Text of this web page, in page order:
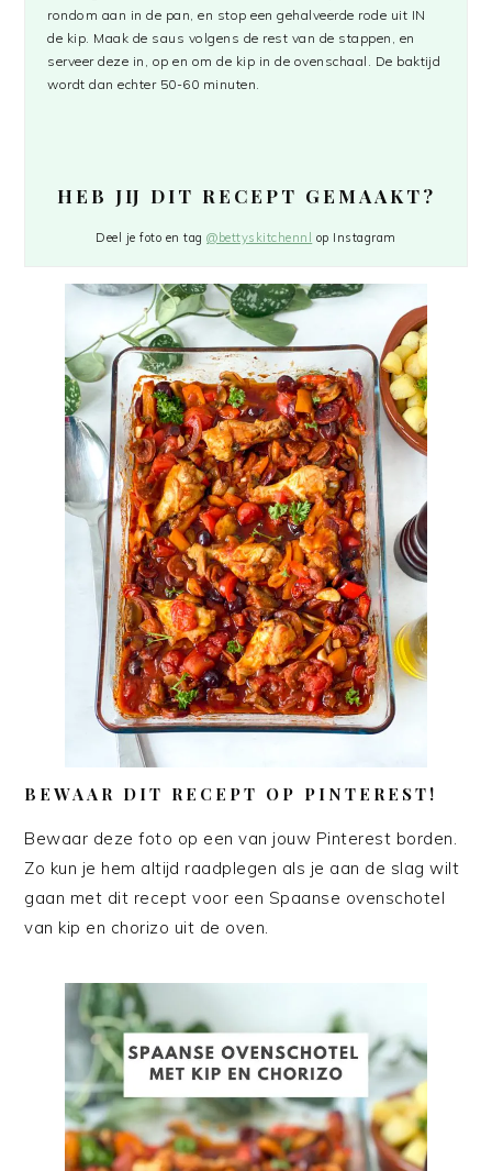
rondom aan in de pan, en stop een gehalveerde rode uit IN
de kip. Maak de saus volgens de rest van de stappen, en
serveer deze in, op en om de kip in de ovenschaal. De baktijd
wordt dan echter 50-60 minuten.
HEB JIJ DIT RECEPT GEMAAKT?
Deel je foto en tag@bettyskitchennl op Instagram
BEWAAR DIT RECEPT OP PINTEREST!
Bewaar deze foto op een van jouw Pinterest borden.
Zo kun je hem altijd raadplegen als je aan de slag wilt
gaan met dit recept voor een Spaanse ovenschotel
van kip en chorizo uit de oven.